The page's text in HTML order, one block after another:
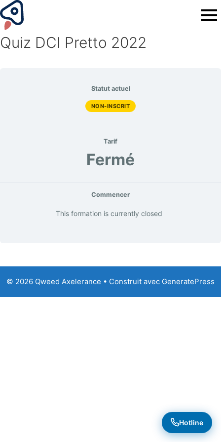
Quiz DCI Pretto 2022
Statut actuel
NON-INSCRIT
Tarif
Fermé
Commencer
This formation is currently closed
© 2026 Qweed Axelerance • Construit avec GeneratePress
Hotline